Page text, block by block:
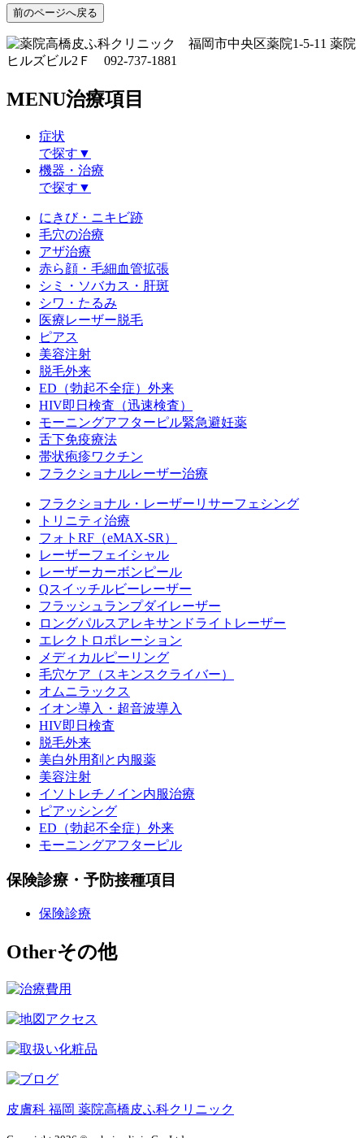
前のページへ戻る
MENU治療項目
症状
で探す▼
機器・治療
で探す▼
にきび・ニキビ跡
毛穴の治療
アザ治療
赤ら顔・毛細血管拡張
シミ・ソバカス・肝斑
シワ・たるみ
医療レーザー脱毛
ピアス
美容注射
脱毛外来
ED（勃起不全症）外来
HIV即日検査（迅速検査）
モーニングアフターピル緊急避妊薬
舌下免疫療法
帯状疱疹ワクチン
フラクショナルレーザー治療
フラクショナル・レーザーリサーフェシング
トリニティ治療
フォトRF（eMAX-SR）
レーザーフェイシャル
レーザーカーボンピール
Qスイッチルビーレーザー
フラッシュランプダイレーザー
ロングパルスアレキサンドライトレーザー
エレクトロポレーション
メディカルピーリング
毛穴ケア（スキンスクライバー）
オムニラックス
イオン導入・超音波導入
HIV即日検査
脱毛外来
美白外用剤と内服薬
美容注射
イソトレチノイン内服治療
ピアッシング
ED（勃起不全症）外来
モーニングアフターピル
保険診療・予防接種項目
保険診療
Otherその他
皮膚科 福岡 薬院高橋皮ふ科クリニック